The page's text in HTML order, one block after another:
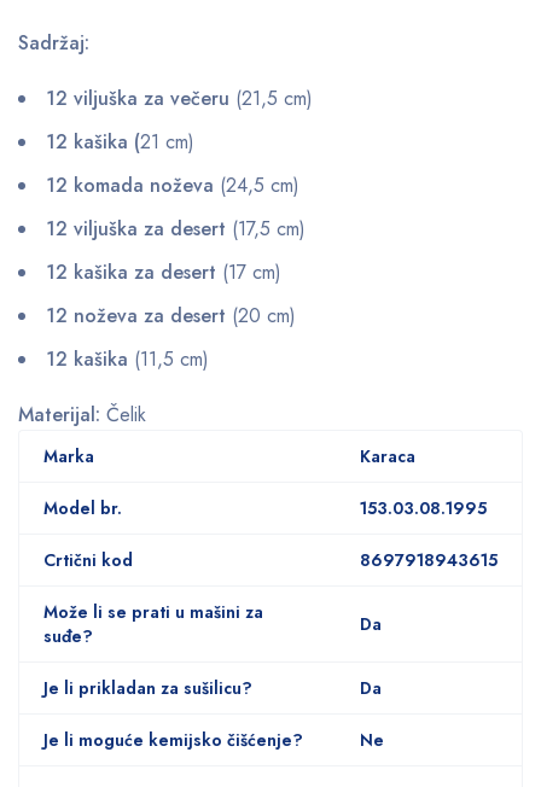
Sadržaj:
12 viljuška za večeru (21,5 cm)
12 kašika (21 cm)
12 komada noževa (24,5 cm)
12 viljuška za desert (17,5 cm)
12 kašika za desert (17 cm)
12 noževa za desert (20 cm)
12 kašika (11,5 cm)
Materijal: Čelik
Marka Karaca
Model br. 153.03.08.1995
Crtični kod 8697918943615
Može li se prati u mašini za
suđe?
Da
Je li prikladan za sušilicu? Da
Je li moguće kemijsko čišćenje? Ne